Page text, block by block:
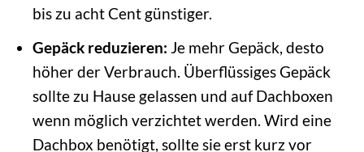
bis zu acht Cent günstiger.
Gepäck reduzieren: Je mehr Gepäck, desto
höher der Verbrauch. Überflüssiges Gepäck
sollte zu Hause gelassen und auf Dachboxen
wenn möglich verzichtet werden. Wird eine
Dachbox benötigt, sollte sie erst kurz vor